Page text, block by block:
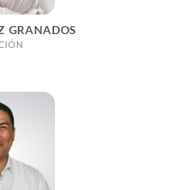
GRANADOS